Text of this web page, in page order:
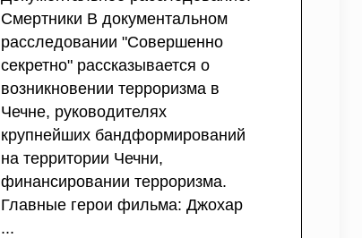
Смертники В документальном
расследовании "Совершенно
секретно" рассказывается о
возникновении терроризма в
Чечне, руководителях
крупнейших бандформирований
на территории Чечни,
финансировании терроризма.
Главные герои фильма: Джохар
...